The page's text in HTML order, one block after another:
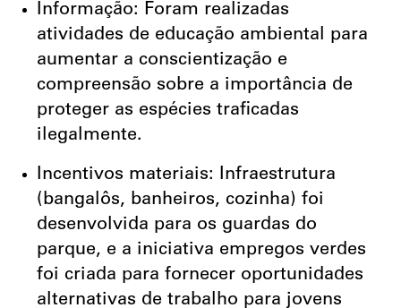
Informação: Foram realizadas
atividades de educação ambiental para
aumentar a conscientização e
compreensão sobre a importância de
proteger as espécies traficadas
ilegalmente.
Incentivos materiais: Infraestrutura
(bangalôs, banheiros, cozinha) foi
desenvolvida para os guardas do
parque, e a iniciativa empregos verdes
foi criada para fornecer oportunidades
alternativas de trabalho para jovens